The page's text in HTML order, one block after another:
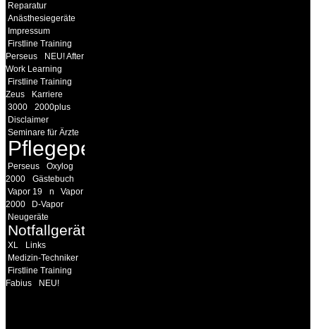
Reparatur
Anästhesiegeräte
Impressum
Firstline Training
Perseus
NEU! After
Work Learning
Firstline Training
Zeus
Karriere
3000
2000plus
Disclaimer
Seminare für Ärzte
Pflegepersonal
Perseus
Oxylog
2000
Gästebuch
Vapor 19
n
Vapor
2000
D-Vapor
Neugeräte
Notfallgeräte
XL
Links
Medizin-Techniker
Firstline Training
Fabius
NEU!